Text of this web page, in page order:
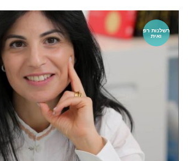
רשלנות רפ
ואית